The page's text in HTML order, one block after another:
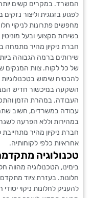
המשרד. במקרים קשים
לפגוע בזגוגית וליצור
מחפשים פתרונות לניקוי
בשירות מקצועי ובעל
חברת ניקיון מהיר מתמחה
שירותים ברמה הגבוהה
של כל לקוח. צוות המנקים
להבטיח שימוש
השקעה במיכשור חדיש
העבודה. במהרת הזמן
עבודה במשרדים, חשוב
במהירות וללא הפרעה
חברת ניקיון מהיר מתחייבת
אחראיות כלפי לקוחותיה.
טכנולוגיה
בימינו, הטכנולוגיה מהווה
חלונות. בעזרת ציוד
להעניק לחלונות ניקוי